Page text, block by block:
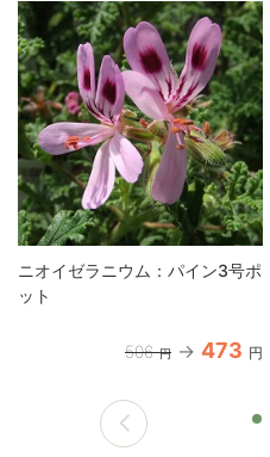
ニオイゼラニウム：パイン3号ポ
ット
506 円 473 円